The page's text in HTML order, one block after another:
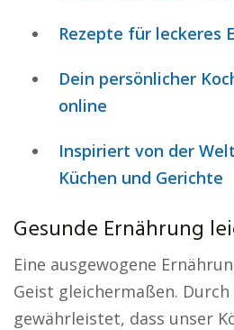
Rezepte für leckeres
Dein persönlicher
online
Inspiriert von der
Küchen und Gerichte
Gesunde Ernährung
Eine ausgewogene
Geist gleichermaßen.
gewährleistet, dass unser